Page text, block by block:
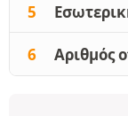
5
6 Αριθμός